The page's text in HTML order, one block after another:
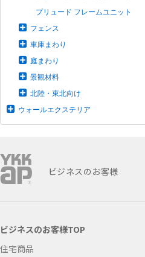
プリュード フレームユニット
フェンス
車庫まわり
庭まわり
景観材料
北陸・東北向け
ウォールエクステリア
ビジネスのお客様
ビジネスのお客様TOP
住宅商品